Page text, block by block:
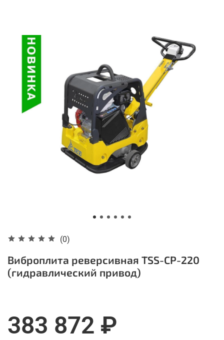
(0)
Виброплита реверсивная TSS-CP-220
(гидравлический привод)
383 872 ₽